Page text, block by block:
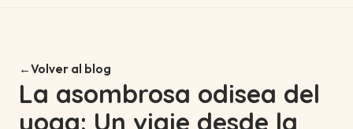
Volver al blog
La asombrosa odisea del
yoga: Un viaje desde la